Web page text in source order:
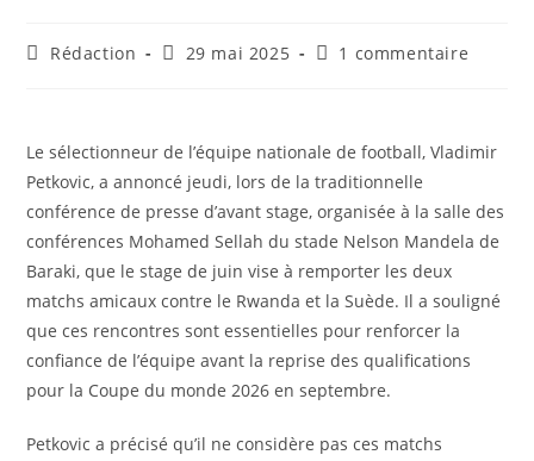
Auteur/autrice
Rédaction
Publication
29 mai 2025
Commentaires
1 commentaire
Le sélectionneur de l’équipe nationale de football, Vladimir
Petkovic, a annoncé jeudi, lors de la traditionnelle
conférence de presse d’avant stage, organisée à la salle des
conférences Mohamed Sellah du stade Nelson Mandela de
Baraki, que le stage de juin vise à remporter les deux
matchs amicaux contre le Rwanda et la Suède. Il a souligné
que ces rencontres sont essentielles pour renforcer la
confiance de l’équipe avant la reprise des qualifications
pour la Coupe du monde 2026 en septembre.
Petkovic a précisé qu’il ne considère pas ces matchs